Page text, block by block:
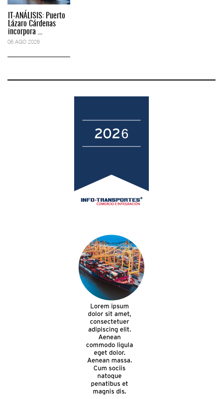
IT-ANÁLISIS: Puerto
Lázaro Cárdenas
incorpora ...
06 AGO 2026